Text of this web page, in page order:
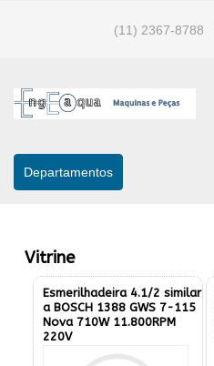
(11) 2367-8788
Departamentos
Vitrine
Esmerilhadeira 4.1/2 similar
a BOSCH 1388 GWS 7-115
Nova 710W 11.800RPM
220V